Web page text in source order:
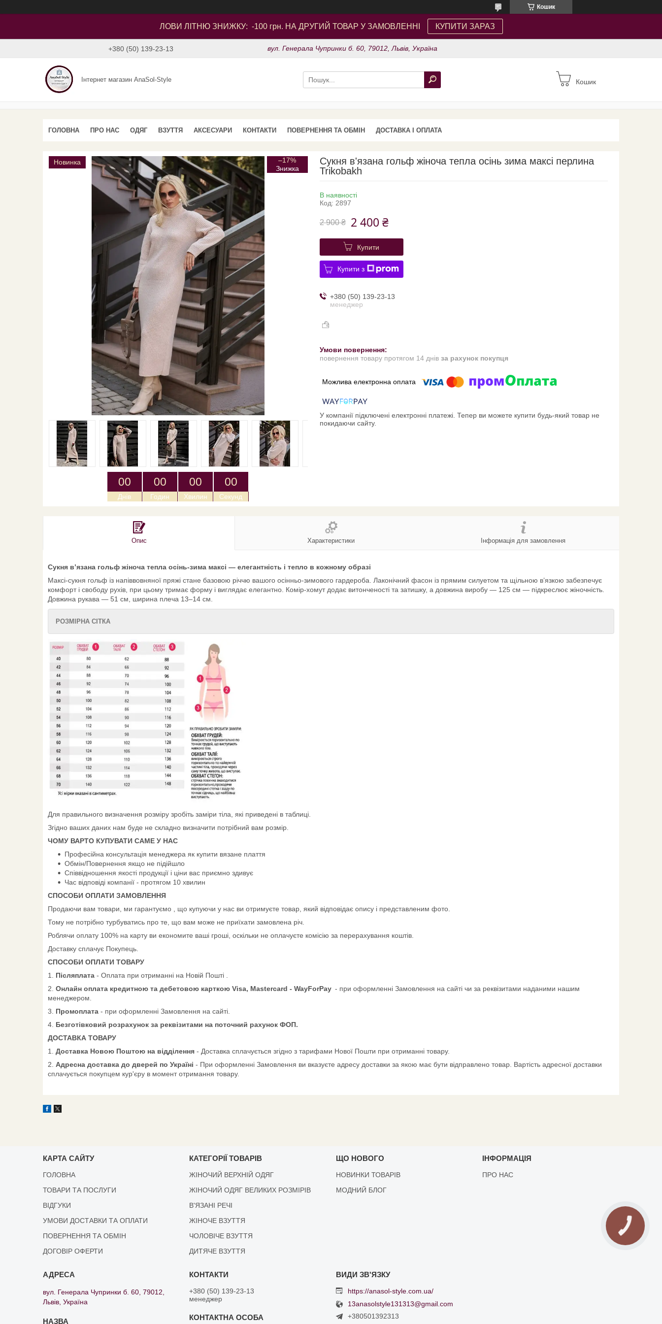
Кошик
ЛОВИ ЛІТНЮ ЗНИЖКУ: -100 грн. НА ДРУГИЙ ТОВАР У ЗАМОВЛЕННІ КУПИТИ ЗАРАЗ
+380 (50) 139-23-13 вул. Генерала Чупринки б. 60, 79012, Львів, Україна
Інтернет магазин AnaSol-Style Кошик
ГОЛОВНА ПРО НАС ОДЯГ ВЗУТТЯ АКСЕСУАРИ КОНТАКТИ ПОВЕРНЕННЯ ТА ОБМІН ДОСТАВКА І ОПЛАТА
Новинка –17%
00
Днів
00
Годин
00
Хвилин
00
Секунд
Сукня в'язана гольф жіноча тепла осінь зима максі перлина
Trikobakh
В наявності
Код: 2897
2 900 ₴ 2 400 ₴
Купити
Купити з
+380 (50) 139-23-13
менеджер
повернення товару протягом 14 днів за рахунок покупця
У компанії підключені електронні платежі. Тепер ви можете купити будь-який товар не
покидаючи сайту.
Опис Характеристики Інформація для замовлення
Сукня в’язана гольф жіноча тепла осінь-зима максі — елегантність і тепло в кожному образі
Максі-сукня гольф із напіввовняної пряжі стане базовою річчю вашого осінньо-зимового гардероба. Лаконічний фасон із прямим силуетом та щільною в’язкою забезпечує
комфорт і свободу рухів, при цьому тримає форму і виглядає елегантно. Комір-хомут додає витонченості та затишку, а довжина виробу — 125 см — підкреслює жіночність.
Довжина рукава — 51 см, ширина плеча 13–14 см.
РОЗМІРНА СІТКА
Для правильного визначення розміру зробіть заміри тіла, які приведені в таблиці.
Згідно ваших даних нам буде не складно визначити потрібний вам розмір.
ЧОМУ ВАРТО КУПУВАТИ САМЕ У НАС
Професійна консультація менеджера як купити вязане плаття
Обмін/Повернення якщо не підійшло
Співвідношення якості продукції і ціни вас приємно здивує
Час відповіді компанії - протягом 10 хвилин
СПОСОБИ ОПЛАТИ ЗАМОВЛЕННЯ
Продаючи вам товари, ми гарантуємо , що купуючи у нас ви отримуєте товар, який відповідає опису і представленим фото.
Тому не потрібно турбуватись про те, що вам може не приїхати замовлена річ.
Роблячи оплату 100% на карту ви економите ваші гроші, оскільки не оплачуєте комісію за перерахування коштів.
Доставку сплачує Покупець.
СПОСОБИ ОПЛАТИ ТОВАРУ
1. Післяплата - Оплата при отриманні на Новій Пошті .
2. Онлайн оплата кредитною та дебетовою карткою Visa, Mastercard - WayForPay - при оформленні Замовлення на сайті чи за реквізитами наданими нашим
менеджером.
3. Промоплата - при оформленні Замовлення на сайті.
4. Безготівковий розрахунок за реквізитами на поточний рахунок ФОП.
ДОСТАВКА ТОВАРУ
1.
Доставка Новою Поштою на відділення - Доставка сплачується згідно з тарифами Нової Пошти при отриманні товару.
2. Адресна доставка до дверей по Україні - При оформленні Замовлення ви вказуєте адресу доставки за якою має бути відправлено товар. Вартість адресної доставки
сплачується покупцем кур'єру в момент отримання товару.
КАРТА САЙТУ
ГОЛОВНА
ТОВАРИ ТА ПОСЛУГИ
ВІДГУКИ
УМОВИ ДОСТАВКИ ТА ОПЛАТИ
ПОВЕРНЕННЯ ТА ОБМІН
ДОГОВІР ОФЕРТИ
КАТЕГОРІЇ ТОВАРІВ
ЖІНОЧИЙ ВЕРХНІЙ ОДЯГ
ЖІНОЧИЙ ОДЯГ ВЕЛИКИХ РОЗМІРІВ
В'ЯЗАНІ РЕЧІ
ЖІНОЧЕ ВЗУТТЯ
ЧОЛОВІЧЕ ВЗУТТЯ
ДИТЯЧЕ ВЗУТТЯ
ЩО НОВОГО
НОВИНКИ ТОВАРІВ
МОДНИЙ БЛОГ
ІНФОРМАЦІЯ
ПРО НАС
вул. Генерала Чупринки б. 60, 79012,
Львів, Україна
+380 (50) 139-23-13
менеджер
https://anasol-style.com.ua/
13anasolstyle131313@gmail.com
+380501392313